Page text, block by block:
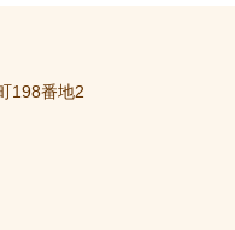
198番地2